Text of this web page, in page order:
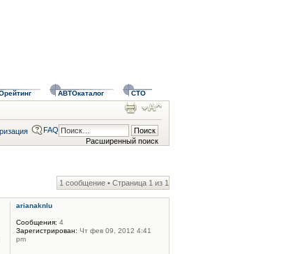
АВТОкаталог СТО
Расширенный поиск
FAQ
1 сообщение • Страница 1 из 1
arianaknlu
Сообщения: 4
Зарегистрирован: Чт фев 09, 2012 4:41
pm